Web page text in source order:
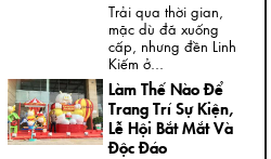
Trải qua thời gian,
mặc dù đã xuống
cấp, nhưng đền Linh
Kiếm ở...
Làm Thế Nào Để
Trang Trí Sự Kiện,
Lễ Hội Bắt Mắt Và
Độc Đáo